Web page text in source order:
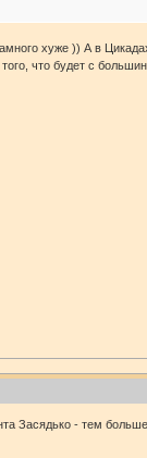
хуже )) А в
что будет с
Засядько - тем